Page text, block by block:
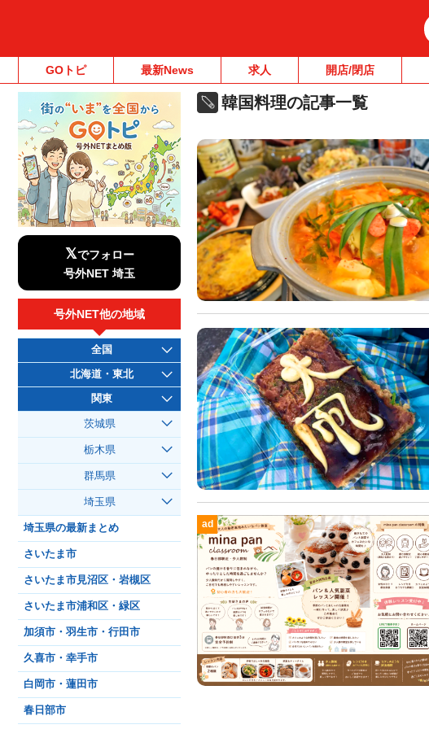
GOトピ 最新News 求人 開店/閉店
韓国料理の記事一覧
ad
𝕏でフォロー
号外NET 埼玉
号外NET他の地域
全国
北海道・東北
関東
茨城県
栃木県
群馬県
埼玉県
埼玉県の最新まとめ
さいたま市
さいたま市見沼区・岩槻区
さいたま市浦和区・緑区
加須市・羽生市・行田市
久喜市・幸手市
白岡市・蓮田市
春日部市